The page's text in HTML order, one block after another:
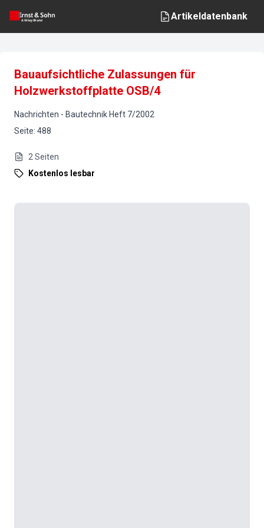
Artikeldatenbank
Bauaufsichtliche Zulassungen für
Holzwerkstoffplatte OSB/4
Nachrichten - Bautechnik Heft 7/2002
Seite: 488
2 Seiten
Kostenlos lesbar